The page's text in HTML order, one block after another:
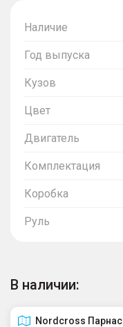
Наличие
Год выпуска
Кузов
Цвет
Двигатель
Комплектация
Коробка
Руль
В наличии:
Nordcross Парнас